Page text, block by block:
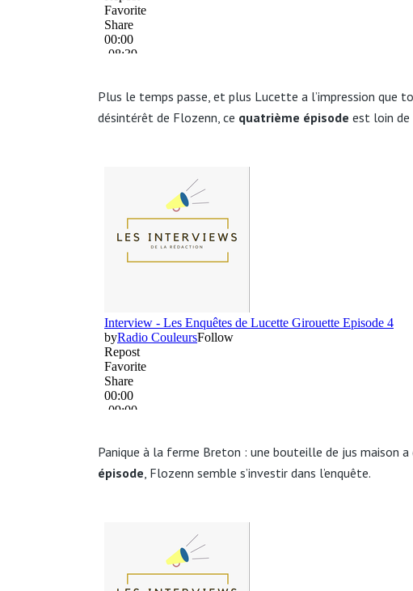
Plus le temps passe, et plus Lucette a l’impression que
désintérêt de Flozenn, ce quatrième épisode est loin de
Panique à la ferme Breton : une bouteille de jus maison
épisode, Flozenn semble s’investir dans l’enquête.